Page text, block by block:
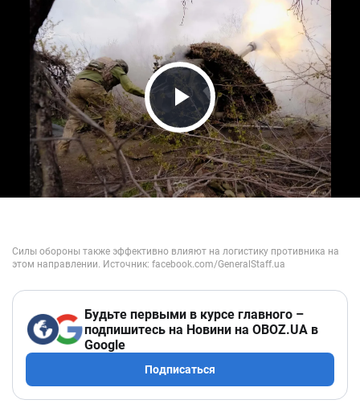
Play Video
Будьте первыми в курсе главного –
подпишитесь на Новини на OBOZ.UA в
Google
Подписаться